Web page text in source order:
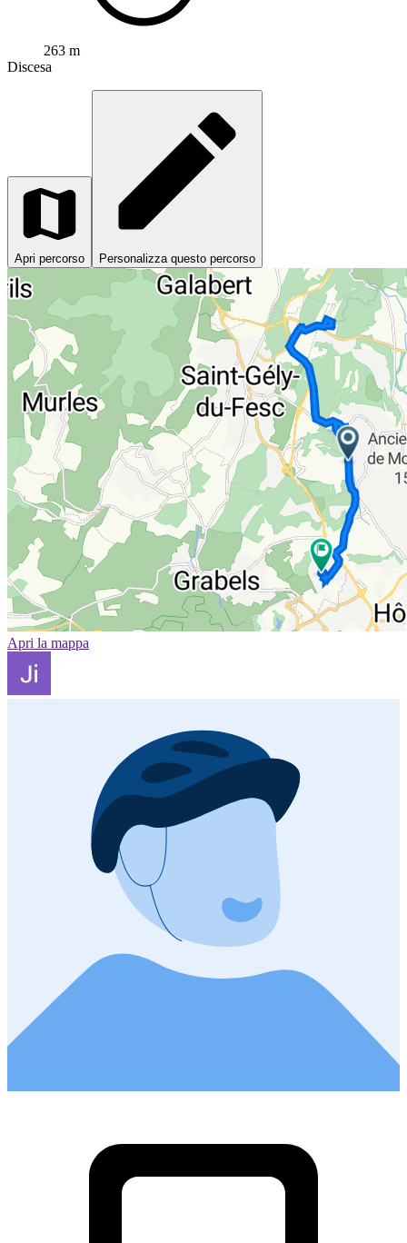
263 m
Discesa
Apri percorso Personalizza questo percorso
Apri la mappa